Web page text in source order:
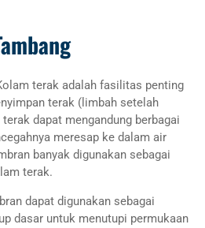
terak adalah fasilitas penting
terak (limbah setelah
dapat mengandung berbagai
meresap ke dalam air
banyak digunakan sebagai
terak.
dapat digunakan sebagai
dasar untuk menutupi permukaan